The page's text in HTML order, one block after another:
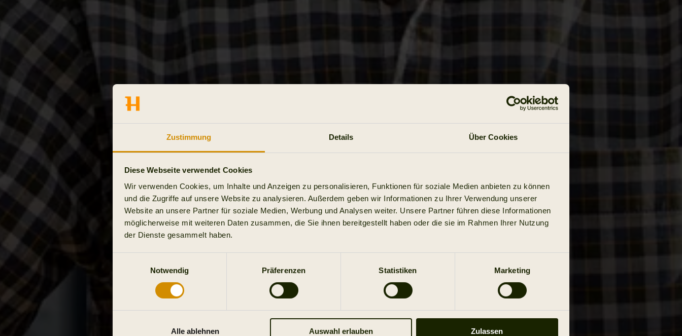
Zustimmung Details Über Cookies
Diese Webseite verwendet Cookies
Wir verwenden Cookies, um Inhalte und Anzeigen zu personalisieren, Funktionen für soziale Medien anbieten zu können
und die Zugriffe auf unsere Website zu analysieren. Außerdem geben wir Informationen zu Ihrer Verwendung unserer
Website an unsere Partner für soziale Medien, Werbung und Analysen weiter. Unsere Partner führen diese Informationen
möglicherweise mit weiteren Daten zusammen, die Sie ihnen bereitgestellt haben oder die sie im Rahmen Ihrer Nutzung
der Dienste gesammelt haben.
Notwendig
Präferenzen Statistiken Marketing
Alle ablehnen Auswahl erlauben Zulassen